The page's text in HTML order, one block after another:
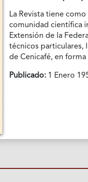
La Revista tiene
comunidad científica
Extensión de la
técnicos particulares,
de Cenicafé, en
Publicado: 1 Enero